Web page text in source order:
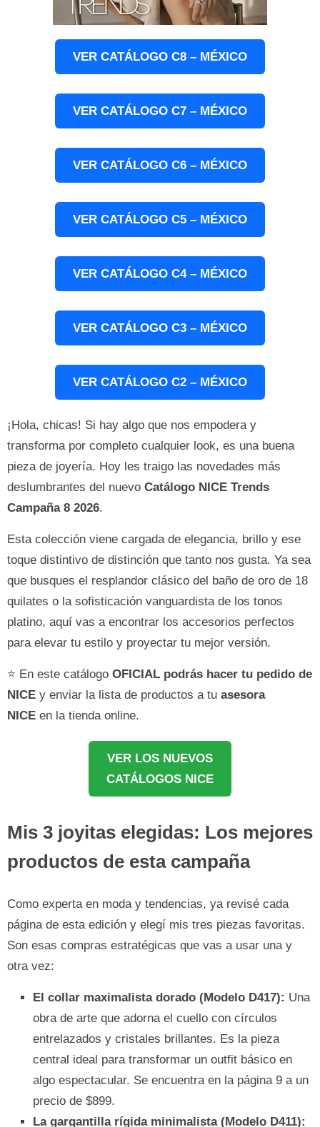
VER CATÁLOGO C8 – MÉXICO
VER CATÁLOGO C7 – MÉXICO
VER CATÁLOGO C6 – MÉXICO
VER CATÁLOGO C5 – MÉXICO
VER CATÁLOGO C4 – MÉXICO
VER CATÁLOGO C3 – MÉXICO
VER CATÁLOGO C2 – MÉXICO
¡Hola, chicas! Si hay algo que nos empodera y
transforma por completo cualquier look, es una buena
pieza de joyería. Hoy les traigo las novedades más
deslumbrantes del nuevo Catálogo NICE Trends
Campaña 8 2026.
Esta colección viene cargada de elegancia, brillo y ese
toque distintivo de distinción que tanto nos gusta. Ya sea
que busques el resplandor clásico del baño de oro de 18
quilates o la sofisticación vanguardista de los tonos
platino, aquí vas a encontrar los accesorios perfectos
para elevar tu estilo y proyectar tu mejor versión.
⭐ En este catálogo OFICIAL podrás hacer tu pedido de
NICE y enviar la lista de productos a tu asesora
NICE en la tienda online.
VER LOS NUEVOS
CATÁLOGOS NICE
Mis 3 joyitas elegidas: Los mejores
productos de esta campaña
Como experta en moda y tendencias, ya revisé cada
página de esta edición y elegí mis tres piezas favoritas.
Son esas compras estratégicas que vas a usar una y
otra vez:
El collar maximalista dorado (Modelo D417): Una
obra de arte que adorna el cuello con círculos
entrelazados y cristales brillantes. Es la pieza
central ideal para transformar un outfit básico en
algo espectacular. Se encuentra en la página 9 a un
precio de $899.
La gargantilla rígida minimalista (Modelo D411):